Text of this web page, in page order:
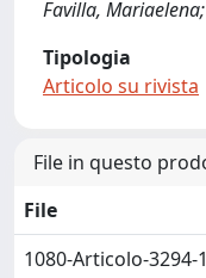
Favilla,
Tipologia
Articolo su rivista
File in questo
File
1080-Articolo-3294-